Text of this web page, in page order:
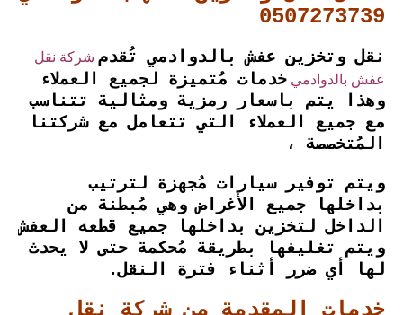
0507273739
نقل وتخزين عفش بالدوادمي تُقدم شركة نقل
عفش بالدوادمي خدمات مُتميزة لجميع العملاء
وهذا يتم باسعار رمزية ومثالية تتناسب
مع جميع العملاء التي تتعامل مع شركتنا
المُتخصصة ،
ويتم توفير سيارات مُجهزة لترتيب
بداخلها جميع الأغراض وهي مُبطنة من
الداخل لتخزين بداخلها جميع قطعه العفش
ويتم تغليفها بطريقة مُحكمة حتى لا يحدث
لها أي ضرر أثناء فترة النقل.
خدمات المقدمة من شركة نقل